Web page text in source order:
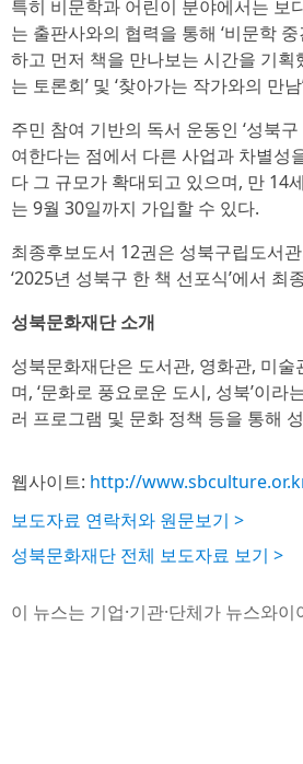
특히 비문학과 어린이 분야에서는 보
는 출판사와의 협력을 통해 ‘비문학
하고 먼저 책을 만나보는 시간을 기
는 토론회’ 및 ‘찾아가는 작가와의 만
주민 참여 기반의 독서 운동인 ‘성북
여한다는 점에서 다른 사업과 차별성
다 그 규모가 확대되고 있으며, 만 14
는 9월 30일까지 가입할 수 있다.
최종후보도서 12권은 성북구립도서
‘2025년 성북구 한 책 선포식’에서 최
성북문화재단 소개
성북문화재단은 도서관, 영화관, 미
며, ‘문화로 풍요로운 도시, 성북’이
러 프로그램 및 문화 정책 등을 통해
웹사이트: http://
보도자료 연락처와 원문보기 >
성북문화재단 전체 보도자료 보기 >
이 뉴스는 기업·기관·단체가 뉴스와